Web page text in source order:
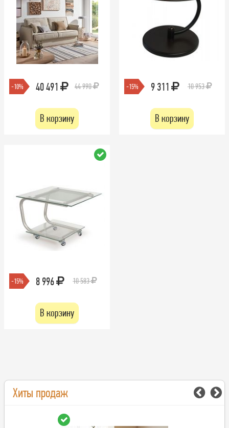
-10% 40 491 44 990
В корзину
-15% 9 311 10 953
В корзину
-15% 8 996 10 583
В корзину
Хиты продаж